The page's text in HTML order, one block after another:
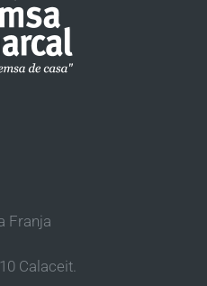
Franja
Calaceit.